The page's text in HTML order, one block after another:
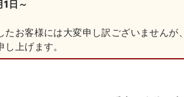
1日～
たお客様には大変申し訳ございませんが、
上げます。